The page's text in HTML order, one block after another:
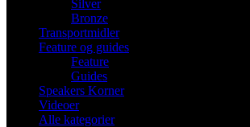
Silver
Bronze
Transportmidler
Feature og guides
Feature
Guides
Speakers Korner
Videoer
Alle kategorier